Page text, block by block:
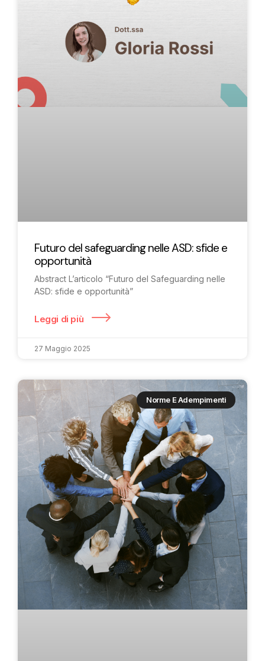
Futuro del safeguarding nelle ASD: sfide e
opportunità
Abstract L’articolo “Futuro del Safeguarding nelle
ASD: sfide e opportunità”
Leggi di più
27 Maggio 2025
Norme E Adempimenti